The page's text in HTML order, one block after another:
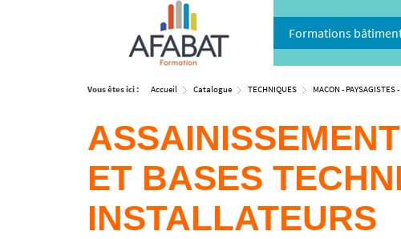
Formations
Vous êtes ici : Accueil Catalogue TECHNIQUES MACON - PAYSAGISTES
ET BASES
INSTALLATEURS